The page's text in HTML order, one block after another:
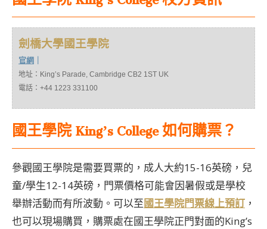
劍橋大學國王學院
官網
地址：King’s Parade, Cambridge CB2 1ST UK
電話：+44 1223 331100
國王學院King’s College 如何購票？
參觀國王學院是需要買票的，成人大約15-16英磅，兒
童/學生12-14英磅，門票價格可能會因暑假或是學校
舉辦活動而有所波動。可以至國王學院門票線上預訂 ，
也可以現場購買，購票處在國王學院正門對面的King’s